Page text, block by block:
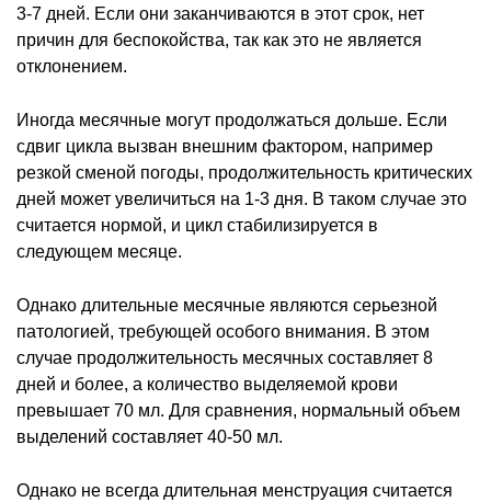
3-7 дней. Если они заканчиваются в этот срок, нет
причин для беспокойства, так как это не является
отклонением.
Иногда месячные могут продолжаться дольше. Если
сдвиг цикла вызван внешним фактором, например
резкой сменой погоды, продолжительность критических
дней может увеличиться на 1-3 дня. В таком случае это
считается нормой, и цикл стабилизируется в
следующем месяце.
Однако длительные месячные являются серьезной
патологией, требующей особого внимания. В этом
случае продолжительность месячных составляет 8
дней и более, а количество выделяемой крови
превышает 70 мл. Для сравнения, нормальный объем
выделений составляет 40-50 мл.
Однако не всегда длительная менструация считается